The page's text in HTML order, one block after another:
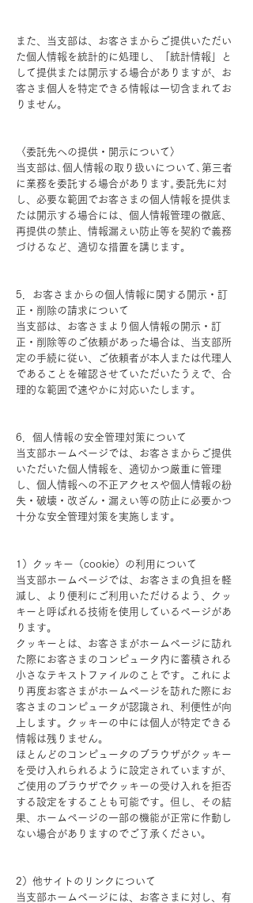
また、当支部は、お客さまからご提供いただい
た個人情報を統計的に処理し、「統計情報」と
して提供または開示する場合がありますが、お
客さま個人を特定できる情報は一切含まれてお
りません。
〈委託先への提供・開示について〉
当支部は､個人情報の取り扱いについて､第三者
に業務を委託する場合があります｡委託先に対
し、必要な範囲でお客さまの個人情報を提供ま
たは開示する場合には、個人情報管理の徹底、
再提供の禁止、情報漏えい防止等を契約で義務
づけるなど、適切な措置を講じます。
5．お客さまからの個人情報に関する開示・訂
正・削除の請求について
当支部は、お客さまより個人情報の開示・訂
正・削除等のご依頼があった場合は、当支部所
定の手続に従い、ご依頼者が本人または代理人
であることを確認させていただいたうえで、合
理的な範囲で速やかに対応いたします。
6．個人情報の安全管理対策について
当支部ホームページでは、お客さまからご提供
いただいた個人情報を、適切かつ厳重に管理
し、個人情報への不正アクセスや個人情報の紛
失・破壊・改ざん・漏えい等の防止に必要かつ
十分な安全管理対策を実施します。
1）クッキー（cookie）の利用について
当支部ホームページでは、お客さまの負担を軽
減し、より便利にご利用いただけるよう、クッ
キーと呼ばれる技術を使用しているページがあ
ります。
クッキーとは、お客さまがホームページに訪れ
た際にお客さまのコンピュータ内に蓄積される
小さなテキストファイルのことです。これによ
り再度お客さまがホームページを訪れた際にお
客さまのコンピュータが認識され、利便性が向
上します。クッキーの中には個人が特定できる
情報は残りません。
ほとんどのコンピュータのブラウザがクッキー
を受け入れられるように設定されていますが、
ご使用のブラウザでクッキーの受け入れを拒否
する設定をすることも可能です。但し、その結
果、ホームページの一部の機能が正常に作動し
ない場合がありますのでご了承ください。
2）他サイトのリンクについて
当支部ホームページには、お客さまに対し、有